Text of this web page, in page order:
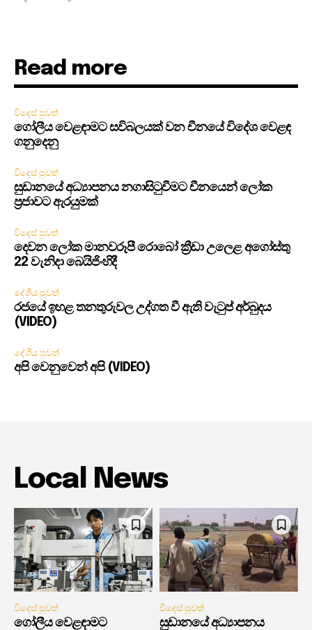
Read more
විදෙස් පුවත්
ගෝලීය වෙළඳාමට සවිබලයක් වන චීනයේ විදේශ වෙළඳ
ගනුදෙනු
විදෙස් පුවත්
සුඩානයේ අධ්‍යාපනය නගාසිටුවීමට චීනයෙන් ලෝක
ප්‍රජාවට ඇරයුමක්
විදෙස් පුවත්
දෙවන ලෝක මානවරූපී රොබෝ ක්‍රීඩා උලෙළ අගෝස්තු
22 වැනිදා බෙයිජිංහිදී
දේශීය පුවත්
රජයේ ඉහළ තනතුරුවල උද්ගත වී ඇති වැටුප් අර්බුදය
(VIDEO)
දේශීය පුවත්
අපි වෙනුවෙන් අපි (VIDEO)
Local News
විදෙස් පුවත්
ගෝලීය වෙළඳාමට
විදෙස් පුවත්
සුඩානයේ අධ්‍යාපනය